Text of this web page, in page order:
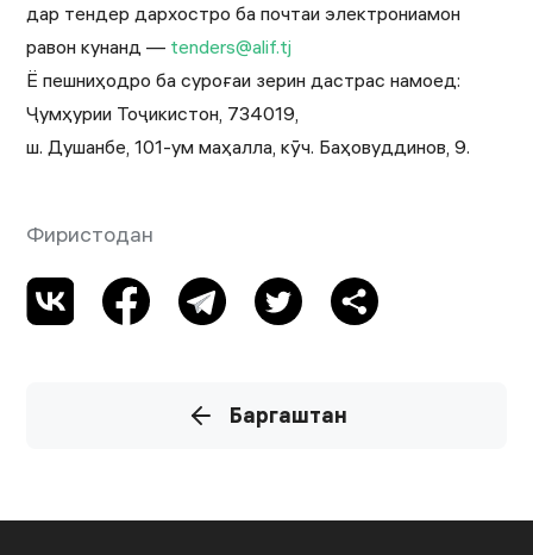
дар тендер дархостро ба почтаи электрониамон
равон кунанд — tenders@alif.tj
Ё пешниҳодро ба суроғаи зерин дастрас намоед:
Ҷумҳурии Тоҷикистон, 734019,
ш. Душанбе, 101-ум маҳалла, кӯч. Баҳовуддинов, 9.
Фиристодан
Баргаштан